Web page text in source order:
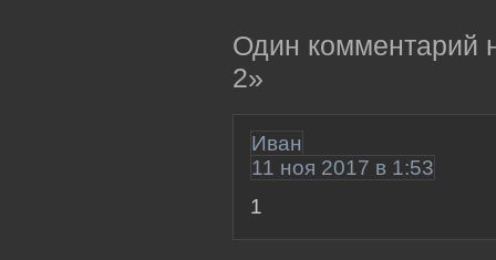
Один комментарий
2»
Иван
11 ноя 2017 в 1:53
1